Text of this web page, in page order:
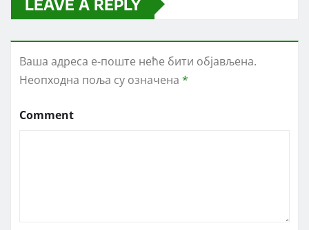
LEAVE A REPLY
Ваша адреса е-поште неће бити објављена.
Неопходна поља су означена *
Comment